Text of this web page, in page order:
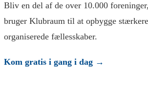
Bliv en del af de over 10.000
bruger Klubraum til at opbygge
organiserede fællesskaber.
Kom gratis i gang i dag →